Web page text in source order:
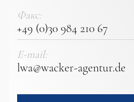
Факс:
+49 (0)30 984 210 67
E-mail:
lwa@wacker-agentur.de